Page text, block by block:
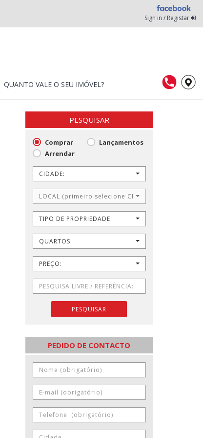
Sign in / Registar
QUANTO VALE O SEU IMÓVEL?
PESQUISAR
Comprar
Lançamentos
Arrendar
CIDADE:
LOCAL (primeiro selecione CIDADE)
TIPO DE PROPRIEDADE:
QUARTOS:
PREÇO:
PESQUISAR
PEDIDO DE CONTACTO